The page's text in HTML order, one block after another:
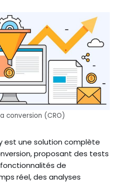
conversion (CRO)
est une solution complète
proposant des tests
de
réel, des analyses